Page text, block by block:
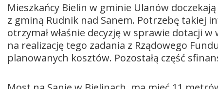
Mieszkańcy Bielin w gminie Ulanów
z gminą Rudnik nad Sanem. Potrzebę takiej
otrzymał właśnie decyzję w sprawie dotacji
na realizację tego zadania z Rządowego
planowanych kosztów. Pozostałą część